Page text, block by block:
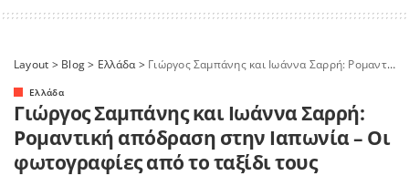
Layout > Blog> Ελλάδα> Γιώργος Σαμπάνης και Ιωάννα Σαρρή: Ρομαντική απόδραση στην Ιαπωνία – Οι φωτογραφίες από το ταξίδι τους
Ελλάδα
Γιώργος Σαμπάνης και Ιωάννα Σαρρή:
Ρομαντική απόδραση στην Ιαπωνία – Οι
φωτογραφίες από το ταξίδι τους